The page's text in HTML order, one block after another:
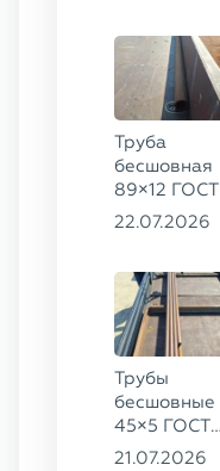
Труба
бесшовная
89×12 ГОСТ
8732-78, ст.
22.07.2026
Трубы
бесшовные
45×5 ГОСТ
8734-75, ст.
21.07.2026